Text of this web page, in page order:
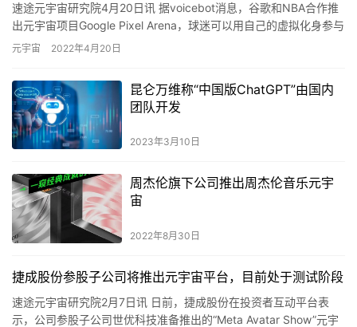
速途元宇宙研究院4月20日讯 据voicebot消息，谷歌和NBA合作推
出元宇宙项目Google Pixel Arena，球迷可以用自己的虚拟化身参与
NBA篮球活动。Google …
元宇宙 2022年4月20日
昆仑万维称“中国版ChatGPT”由国内
团队开发
2023年3月10日
周杰伦旗下公司推出周杰伦音乐元宇
宙
2022年8月30日
捷成股份参股子公司将推出元宇宙平台，目前处于测试阶段
速途元宇宙研究院2月7日讯 日前，捷成股份在投资者互动平台表
示，公司参股子公司世优科技准备推出的“Meta Avatar Show”元宇